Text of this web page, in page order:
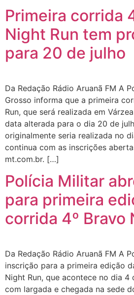
Primeira corrida
Night Run tem
para 20 de julho
Da Redação Rádio Aruanã FM A
Grosso informa que a primeira
Run, que será realizada em
data alterada para o dia 20 de
originalmente seria realizada no
continua com as inscrições
mt.com.br. […]
Polícia Militar
para primeira
corrida 4º Bravo
Da Redação Rádio Aruanã FM A
inscrição para a primeira edição
Night Run, que acontece no dia 4
com largada e chegada na sede